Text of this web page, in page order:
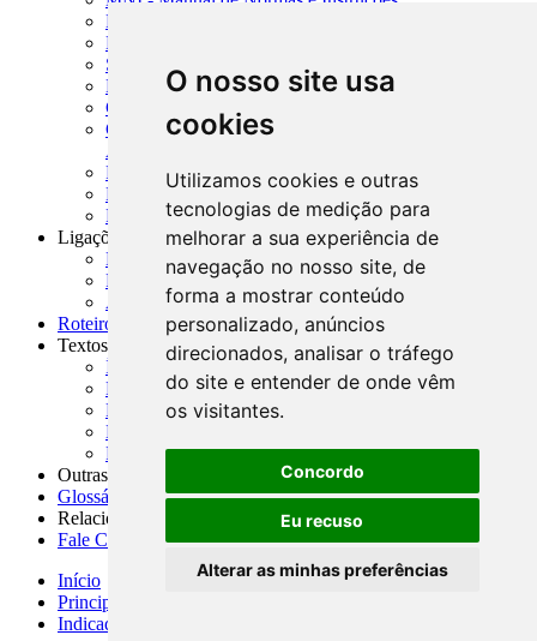
O nosso site usa
cookies
Utilizamos cookies e outras
tecnologias de medição para
melhorar a sua experiência de
navegação no nosso site, de
forma a mostrar conteúdo
personalizado, anúncios
direcionados, analisar o tráfego
do site e entender de onde vêm
os visitantes.
Concordo
Eu recuso
Alterar as minhas preferências
MTVM - Manual de Títulos e Valores Mobiliários
MCR - Manual de Crédito Rural
SISORF - Manual de Organização do SFN
MASUP - Manual de Supervisão Bancária
CADOC - Catálogo de Documentos
CNAE-CONCLA - Classificação Nacional de
Atividades Econômicas
PMF - Cartilhas do BCB
Manuais Auxiliares do BCB e Cosif-e
Resenhas Diárias Governamentais
Ligações Externas
Links Úteis
Presidência da República
Agências Nacionais Reguladoras
Roteiros para Estudos
Textos
Índice de Textos
Editorial
Monografias
Na Imprensa
Fórum de Discussão
Outras ferramentas
Glossário
Relacionamento
Fale Conosco
Início
Principais notícias
Indicadores